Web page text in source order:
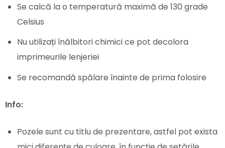
Se calcă la o temperatură maximă de 130 grade
Celsius
Nu utilizați înălbitori chimici ce pot decolora
imprimeurile lenjeriei
Se recomandă spălare înainte de prima folosire
Info:
Pozele sunt cu titlu de prezentare, astfel pot exista